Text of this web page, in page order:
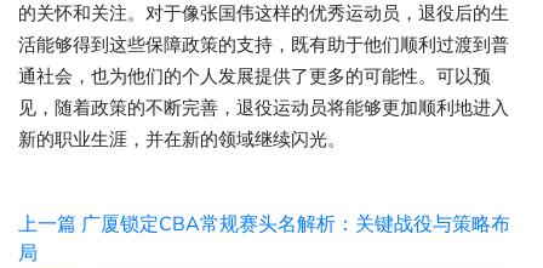
的关怀和关注。对于像张国伟这样的优秀运动员，退役后的生
活能够得到这些保障政策的支持，既有助于他们顺利过渡到普
通社会，也为他们的个人发展提供了更多的可能性。可以预
见，随着政策的不断完善，退役运动员将能够更加顺利地进入
新的职业生涯，并在新的领域继续闪光。
上一篇 广厦锁定CBA常规赛头名解析：关键战役与策略布
局